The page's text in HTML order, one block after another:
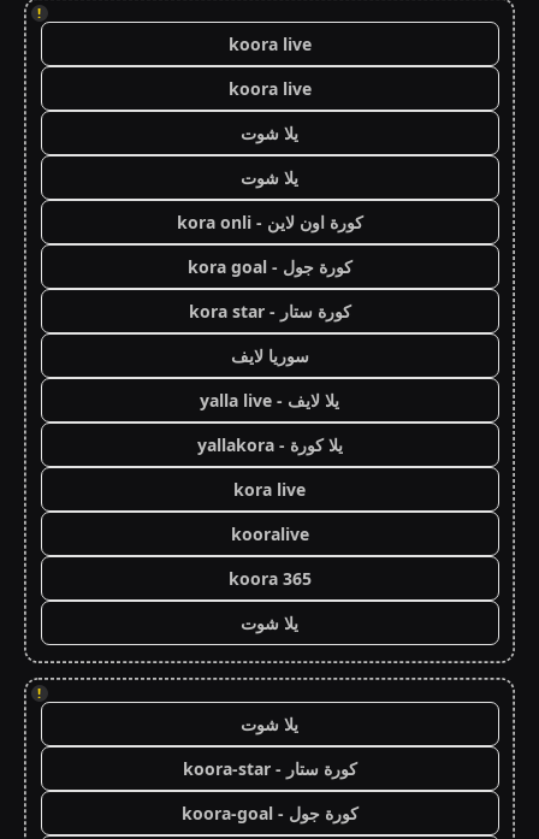
!
koora live
koora live
يلا شوت
يلا شوت
كورة اون لاين - kora onli
كورة جول - kora goal
كورة ستار - kora star
سوريا لايف
يلا لايف - yalla live
يلا كورة - yallakora
kora live
kooralive
koora 365
يلا شوت
!
يلا شوت
كورة ستار - koora-star
كورة جول - koora-goal